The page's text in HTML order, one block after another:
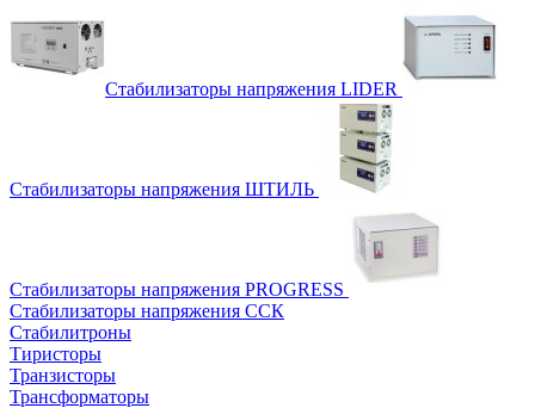
Стабилизаторы напряжения LIDER
Стабилизаторы напряжения ШТИЛЬ
Стабилизаторы напряжения PROGRESS
Стабилизаторы напряжения ССК
Стабилитроны
Тиристоры
Транзисторы
Трансформаторы